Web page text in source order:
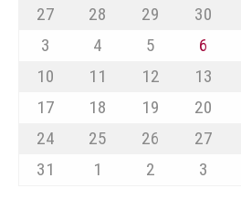
27
28 29 30
3
4 5 6
10
11 12 13
17
18 19 20
24
25 26 27
31
1 2 3